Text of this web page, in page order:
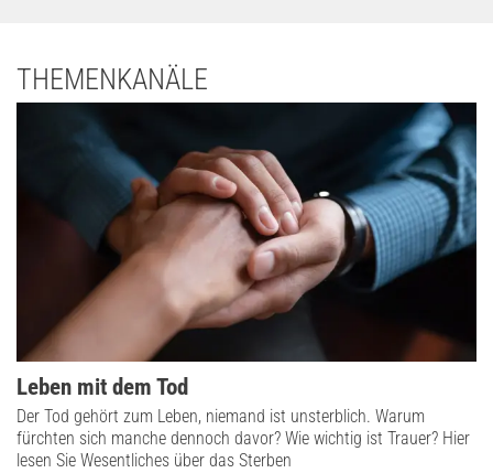
THEMENKANÄLE
Leben mit dem Tod
Der Tod gehört zum Leben, niemand ist unsterblich. Warum
fürchten sich manche dennoch davor? Wie wichtig ist Trauer? Hier
lesen Sie Wesentliches über das Sterben